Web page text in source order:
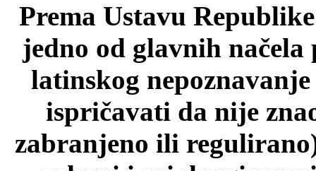
Prema Ustavu
jedno od glavnih
latinskog
ispričavati da nije
zabranjeno ili